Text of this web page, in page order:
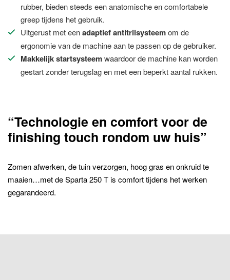
rubber, bieden steeds een anatomische en comfortabele
greep tijdens het gebruik.
Uitgerust met eenadaptief antitrilsysteemom de
ergonomie van de machine aan te passen op de gebruiker.
Makkelijk startsysteemwaardoor de machine kan worden
gestart zonder terugslag en met een beperkt aantal rukken.
“Technologie en comfort voor de
finishing touch rondom uw huis”
Zomen afwerken, de tuin verzorgen, hoog gras en onkruid te
maaien…met de Sparta 250 T is comfort tijdens het werken
gegarandeerd.